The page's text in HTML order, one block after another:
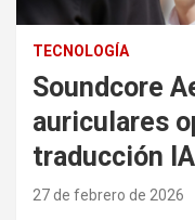
TECNOLOGÍA
Soundcore
auriculares
traducción
27 de febrero de 2026